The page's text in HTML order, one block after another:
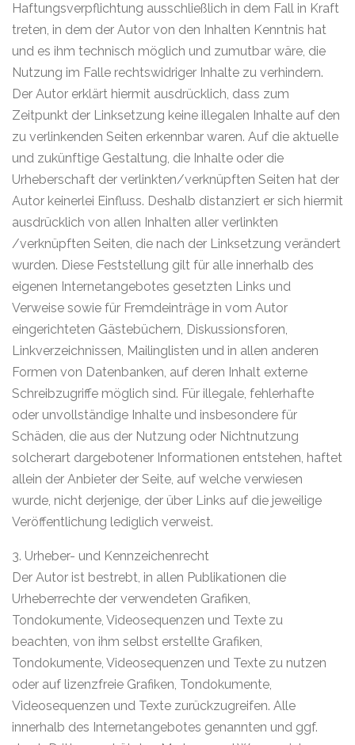
Haftungsverpflichtung ausschließlich in dem Fall in Kraft
treten, in dem der Autor von den Inhalten Kenntnis hat
und es ihm technisch möglich und zumutbar wäre, die
Nutzung im Falle rechtswidriger Inhalte zu verhindern.
Der Autor erklärt hiermit ausdrücklich, dass zum
Zeitpunkt der Linksetzung keine illegalen Inhalte auf den
zu verlinkenden Seiten erkennbar waren. Auf die aktuelle
und zukünftige Gestaltung, die Inhalte oder die
Urheberschaft der verlinkten/verknüpften Seiten hat der
Autor keinerlei Einfluss. Deshalb distanziert er sich hiermit
ausdrücklich von allen Inhalten aller verlinkten
/verknüpften Seiten, die nach der Linksetzung verändert
wurden. Diese Feststellung gilt für alle innerhalb des
eigenen Internetangebotes gesetzten Links und
Verweise sowie für Fremdeinträge in vom Autor
eingerichteten Gästebüchern, Diskussionsforen,
Linkverzeichnissen, Mailinglisten und in allen anderen
Formen von Datenbanken, auf deren Inhalt externe
Schreibzugriffe möglich sind. Für illegale, fehlerhafte
oder unvollständige Inhalte und insbesondere für
Schäden, die aus der Nutzung oder Nichtnutzung
solcherart dargebotener Informationen entstehen, haftet
allein der Anbieter der Seite, auf welche verwiesen
wurde, nicht derjenige, der über Links auf die jeweilige
Veröffentlichung lediglich verweist.
3. Urheber- und Kennzeichenrecht
Der Autor ist bestrebt, in allen Publikationen die
Urheberrechte der verwendeten Grafiken,
Tondokumente, Videosequenzen und Texte zu
beachten, von ihm selbst erstellte Grafiken,
Tondokumente, Videosequenzen und Texte zu nutzen
oder auf lizenzfreie Grafiken, Tondokumente,
Videosequenzen und Texte zurückzugreifen. Alle
innerhalb des Internetangebotes genannten und ggf.